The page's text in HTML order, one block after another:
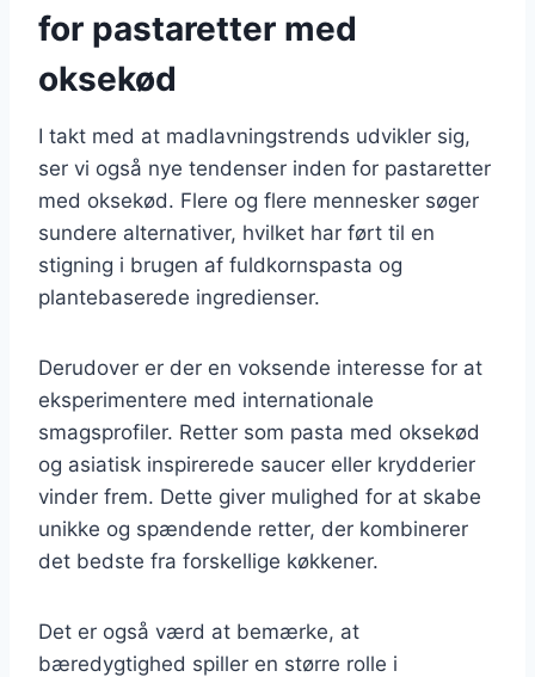
for pastaretter med
oksekød
I takt med at madlavningstrends udvikler sig,
ser vi også nye tendenser inden for pastaretter
med oksekød. Flere og flere mennesker søger
sundere alternativer, hvilket har ført til en
stigning i brugen af fuldkornspasta og
plantebaserede ingredienser.
Derudover er der en voksende interesse for at
eksperimentere med internationale
smagsprofiler. Retter som pasta med oksekød
og asiatisk inspirerede saucer eller krydderier
vinder frem. Dette giver mulighed for at skabe
unikke og spændende retter, der kombinerer
det bedste fra forskellige køkkener.
Det er også værd at bemærke, at
bæredygtighed spiller en større rolle i